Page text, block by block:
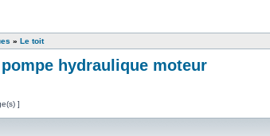
» Le toit
hydraulique moteur
]